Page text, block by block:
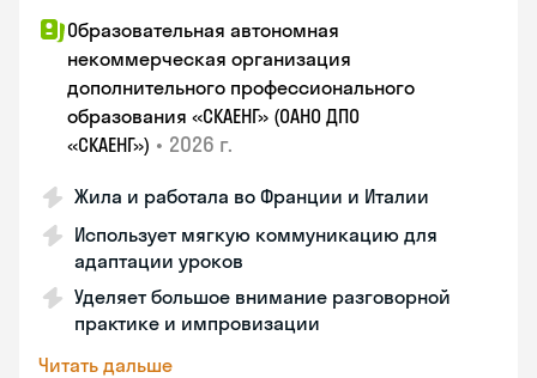
Образовательная автономная
некоммерческая организация
дополнительного профессионального
образования «СКАЕНГ» (ОАНО ДПО
«СКАЕНГ») • 2026 г.
Жила и работала во Франции и Италии
Использует мягкую коммуникацию для
адаптации уроков
Уделяет большое внимание разговорной
практике и импровизации
Читать дальше